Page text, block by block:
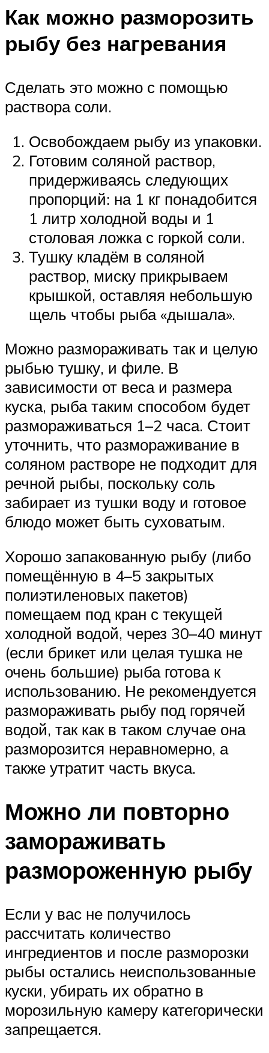
Как можно разморозить
рыбу без нагревания
Сделать это можно с помощью
раствора соли.
Освобождаем рыбу из упаковки.
Готовим соляной раствор,
придерживаясь следующих
пропорций: на 1 кг понадобится
1 литр холодной воды и 1
столовая ложка с горкой соли.
Тушку кладём в соляной
раствор, миску прикрываем
крышкой, оставляя небольшую
щель чтобы рыба «дышала».
Можно размораживать так и целую
рыбью тушку, и филе. В
зависимости от веса и размера
куска, рыба таким способом будет
размораживаться 1–2 часа. Стоит
уточнить, что размораживание в
соляном растворе не подходит для
речной рыбы, поскольку соль
забирает из тушки воду и готовое
блюдо может быть суховатым.
Хорошо запакованную рыбу (либо
помещённую в 4–5 закрытых
полиэтиленовых пакетов)
помещаем под кран с текущей
холодной водой, через 30–40 минут
(если брикет или целая тушка не
очень большие) рыба готова к
использованию. Не рекомендуется
размораживать рыбу под горячей
водой, так как в таком случае она
разморозится неравномерно, а
также утратит часть вкуса.
Можно ли повторно
замораживать
размороженную рыбу
Если у вас не получилось
рассчитать количество
ингредиентов и после разморозки
рыбы остались неиспользованные
куски, убирать их обратно в
морозильную камеру категорически
запрещается.